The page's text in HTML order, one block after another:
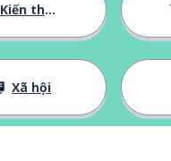
Kiến thức cơ bản
Xã hội